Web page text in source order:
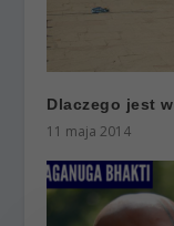
Dlaczego jest
11 maja 2014